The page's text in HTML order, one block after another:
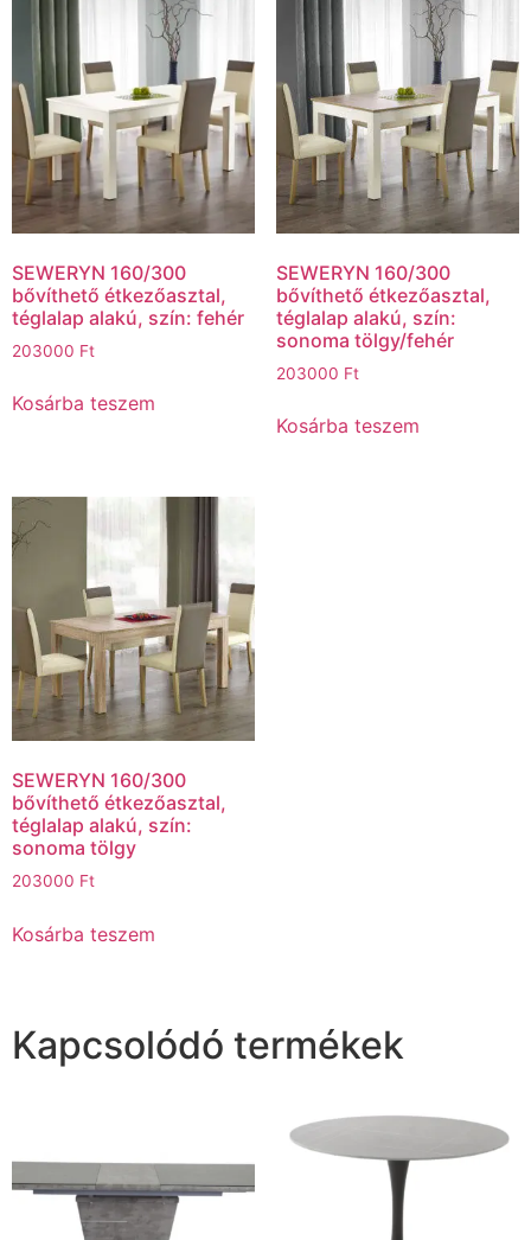
SEWERYN 160/300
bővíthető étkezőasztal,
téglalap alakú, szín: fehér
203000 Ft
Kosárba teszem
SEWERYN 160/300
bővíthető étkezőasztal,
téglalap alakú, szín:
sonoma tölgy/fehér
203000 Ft
Kosárba teszem
SEWERYN 160/300
bővíthető étkezőasztal,
téglalap alakú, szín:
sonoma tölgy
203000 Ft
Kosárba teszem
Kapcsolódó termékek